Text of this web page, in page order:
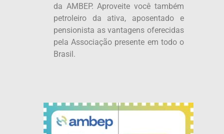
da AMBEP. Aproveite você também
petroleiro da ativa, aposentado e
pensionista as vantagens oferecidas
pela Associação presente em todo o
Brasil.